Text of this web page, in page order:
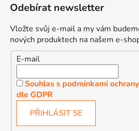
Odebírat newsletter
Vložte svůj e-mail a my vám
nových produktech na našem e-
E-mail
Souhlas s podmínkami
dle GDPR
PŘIHLÁSIT SE